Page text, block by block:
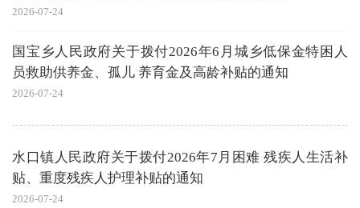
2026-07-24
国宝乡人民政府关于拨付2026年6月城乡低保金特困人
员救助供养金、孤儿 养育金及高龄补贴的通知
2026-07-24
水口镇人民政府关于拨付2026年7月困难 残疾人生活补
贴、重度残疾人护理补贴的通知
2026-07-24